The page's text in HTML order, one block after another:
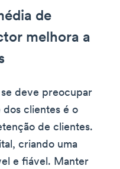
de
melhora a
deve preocupar
clientes é o
de clientes.
criando uma
e fiável. Manter